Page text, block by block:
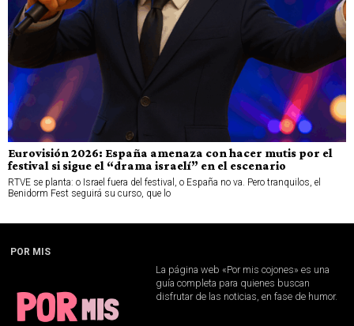
Eurovisión 2026: España amenaza con hacer mutis por el
festival si sigue el “drama israelí” en el escenario
RTVE se planta: o Israel fuera del festival, o España no va. Pero tranquilos, el
Benidorm Fest seguirá su curso, que lo
POR MIS
La página web «Por mis cojones» es una
guía completa para quienes buscan
disfrutar de las noticias, en fase de humor.